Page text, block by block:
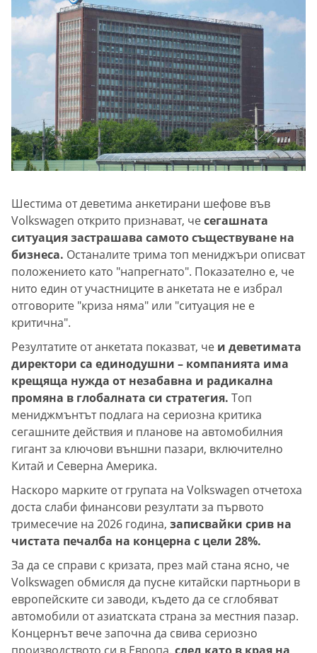
Шестима от деветима анкетирани шефове във
Volkswagen открито признават, чесегашната
ситуация застрашава самото съществуване на
бизнеса. Останалите трима топ мениджъри описват
положението като "напрегнато". Показателно е, че
нито един от участниците в анкетата не е избрал
отговорите "криза няма" или "ситуация не е
критична".
Резултатите от анкетата показват, че и деветимата
директори са единодушни – компанията има
крещяща нужда от незабавна и радикална
промяна в глобалната си стратегия. Топ
мениджмънтът подлага на сериозна критика
сегашните действия и планове на автомобилния
гигант за ключови външни пазари, включително
Китай и Северна Америка.
Наскоро марките от групата на Volkswagen отчетоха
доста слаби финансови резултати за първото
тримесечие на 2026 година, записвайки срив на
чистата печалба на концерна с цели 28%.
За да се справи с кризата, през май стана ясно, че
Volkswagen обмисля да пусне китайски партньори в
европейските си заводи, където да се сглобяват
автомобили от азиатската страна за местния пазар.
Концернът вече започна да свива сериозно